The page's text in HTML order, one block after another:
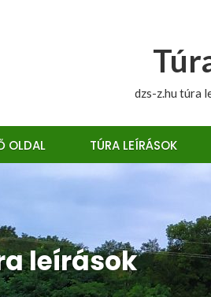
dzs-z.hu túra
OLDAL TÚRA LEÍRÁSOK
leírások